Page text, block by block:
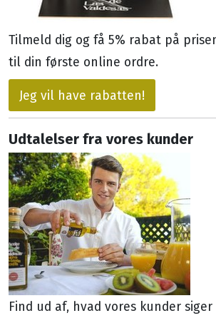
Tilmeld dig og få 5% rabat på
til din første online ordre.
Jeg vil have rabatten!
Udtalelser fra vores kunder
Find ud af, hvad vores kunder siger